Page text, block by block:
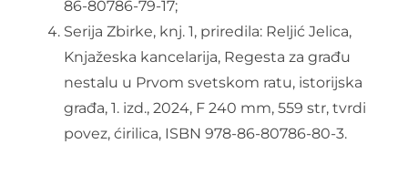
86-80786-79-17;
Serija Zbirke, knj. 1, priredila: Reljić Jelica,
Knjažeska kancelarija, Regesta za građu
nestalu u Prvom svetskom ratu, istorijska
građa, 1. izd., 2024, F 240 mm, 559 str, tvrdi
povez, ćirilica, ISBN 978-86-80786-80-3.